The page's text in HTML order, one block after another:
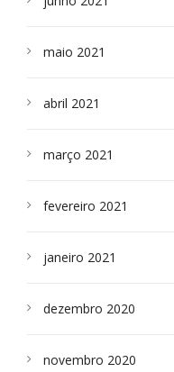
maio 2021
abril 2021
março 2021
fevereiro 2021
janeiro 2021
dezembro 2020
novembro 2020